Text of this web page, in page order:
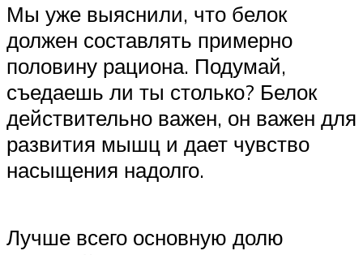
Мы уже выяснили, что белок
должен составлять примерно
половину рациона. Подумай,
съедаешь ли ты столько? Белок
действительно важен, он важен для
развития мышц и дает чувство
насыщения надолго.
Лучше всего основную долю